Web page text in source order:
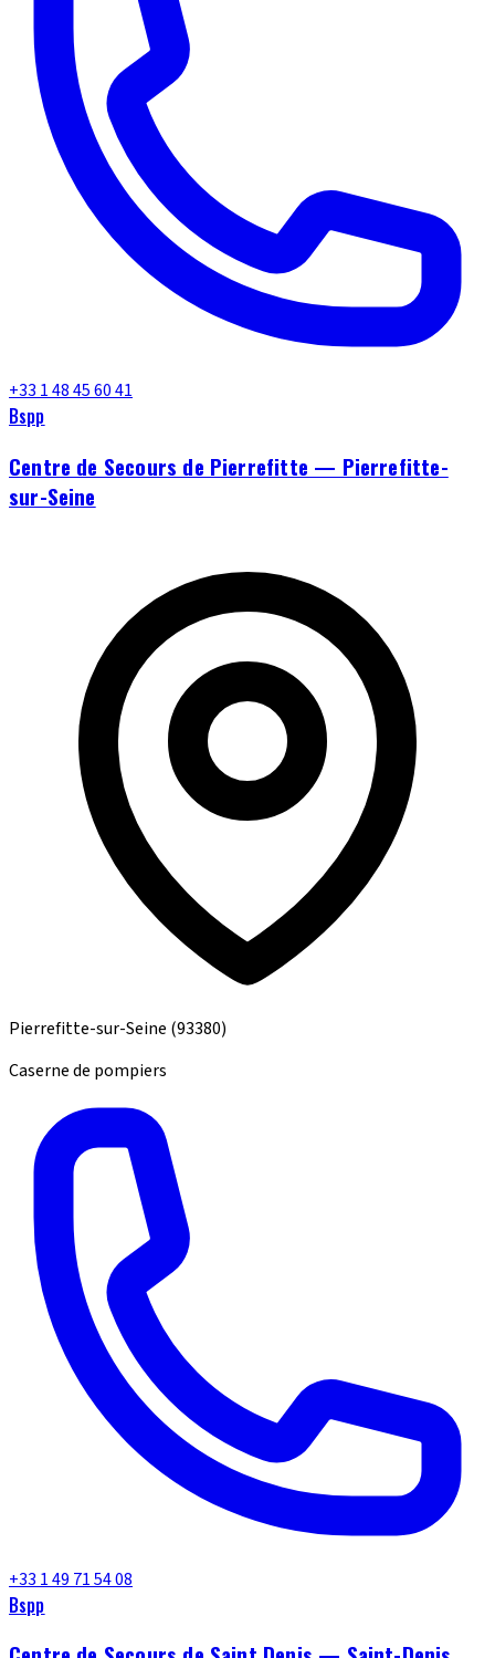
+33 1 48 45 60 41
Bspp
Centre de Secours de Pierrefitte — Pierrefitte-
sur-Seine
Pierrefitte-sur-Seine (93380)
Caserne de pompiers
+33 1 49 71 54 08
Bspp